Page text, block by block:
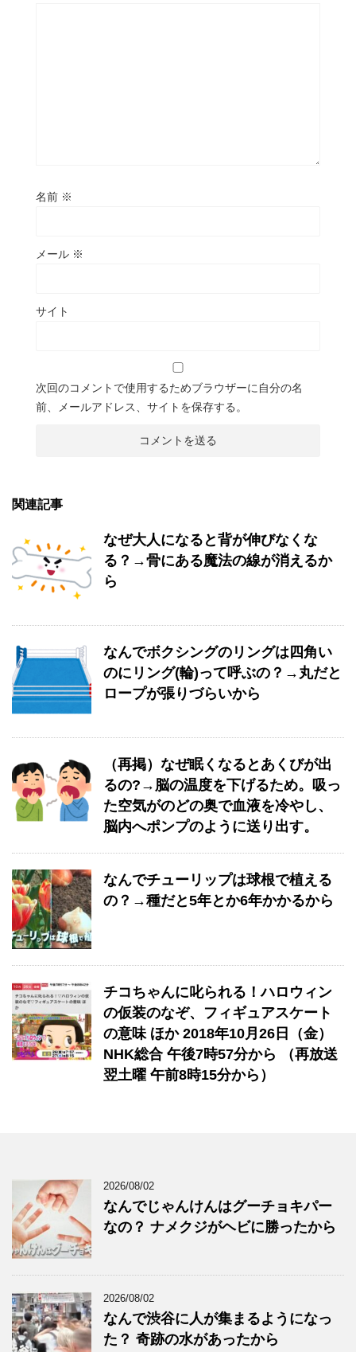
名前 ※
メール ※
サイト
次回のコメントで使用するためブラウザーに自分の名
前、メールアドレス、サイトを保存する。
関連記事
なぜ大人になると背が伸びなくな
る？→骨にある魔法の線が消えるか
ら
なんでボクシングのリングは四角い
のにリング(輪)って呼ぶの？→丸だと
ロープが張りづらいから
（再掲）なぜ眠くなるとあくびが出
るの?→脳の温度を下げるため。吸っ
た空気がのどの奥で血液を冷やし、
脳内へポンプのように送り出す。
なんでチューリップは球根で植える
の？→種だと5年とか6年かかるから
チコちゃんに叱られる！ハロウィン
の仮装のなぞ、フィギュアスケート
の意味 ほか 2018年10月26日（金）
NHK総合 午後7時57分から （再放送
翌土曜 午前8時15分から）
2026/08/02
なんでじゃんけんはグーチョキパー
なの？ ナメクジがヘビに勝ったから
2026/08/02
なんで渋谷に人が集まるようになっ
た？ 奇跡の水があったから